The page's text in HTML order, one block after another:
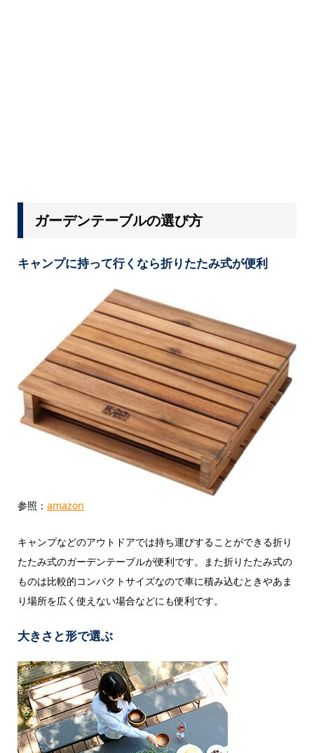
ガーデンテーブルの選び方
キャンプに持って行くなら折りたたみ式が便利
参照： amazon
キャンプなどのアウトドアでは持ち運びすることができる折り
たたみ式のガーデンテーブルが便利です。また折りたたみ式の
ものは比較的コンパクトサイズなので車に積み込むときやあま
り場所を広く使えない場合などにも便利です。
大きさと形で選ぶ